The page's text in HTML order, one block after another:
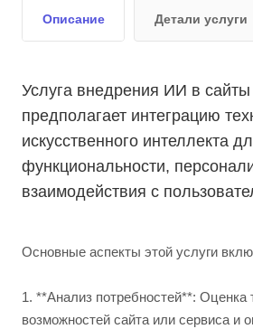
Описание Детали услуги
Услуга внедрения ИИ в
предполагает интеграцию
искусственного интеллекта
функциональности,
взаимодействия с
Основные аспекты этой услуги
1. **Анализ потребностей**: Оценка
возможностей сайта или сервиса и